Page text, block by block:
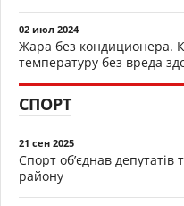
02 июл 2024
Жара без кондиционера.
температуру без вреда
СПОРТ
21 сен 2025
Спорт об’єднав депутатів
району